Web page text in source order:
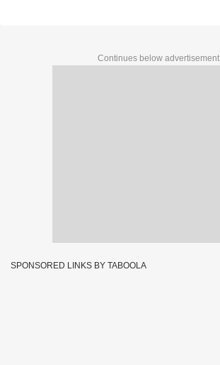
Continues below advertisement
SPONSORED LINKS BY TABOOLA